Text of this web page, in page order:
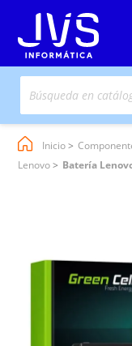
Inicio
Lenovo
Batería